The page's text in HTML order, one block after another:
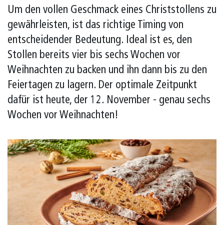
Um den vollen Geschmack eines Christstollens zu
gewährleisten, ist das richtige Timing von
entscheidender Bedeutung. Ideal ist es, den
Stollen bereits vier bis sechs Wochen vor
Weihnachten zu backen und ihn dann bis zu den
Feiertagen zu lagern. Der optimale Zeitpunkt
dafür ist heute, der 12. November - genau sechs
Wochen vor Weihnachten!